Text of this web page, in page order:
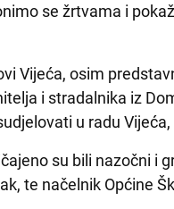
se žrtvama i
Vijeća, osim
i stradalnika iz
u radu
su bili nazočni i
te načelnik Općine